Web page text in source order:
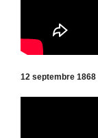
12 septembre 1868